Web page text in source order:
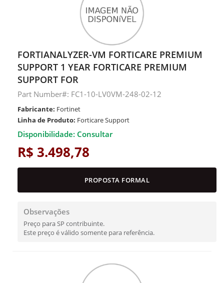
FORTIANALYZER-VM FORTICARE PREMIUM
SUPPORT 1 YEAR FORTICARE PREMIUM
SUPPORT FOR
Part Number#: FC1-10-LV0VM-248-02-12
Fabricante: Fortinet
Linha de Produto: Forticare Support
Disponibilidade: Consultar
R$ 3.498,78
PROPOSTA FORMAL
Observações
Preço para SP contribuinte.
Este preço é válido somente para referência.